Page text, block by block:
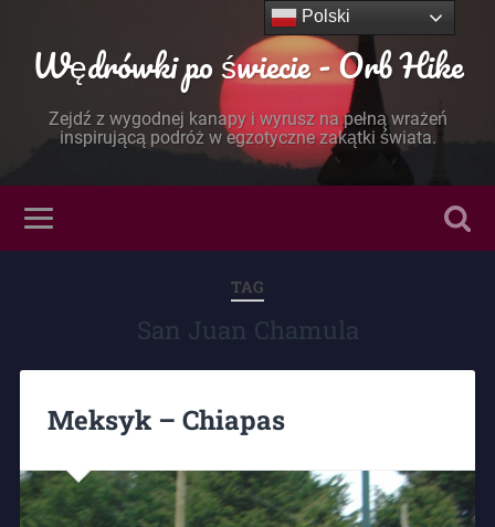
Wędrówki po świecie - Orb Hike
Zejdź z wygodnej kanapy i wyrusz na pełną wrażeń
inspirującą podróż w egzotyczne zakątki świata.
TAG
San Juan Chamula
Meksyk – Chiapas
Polski